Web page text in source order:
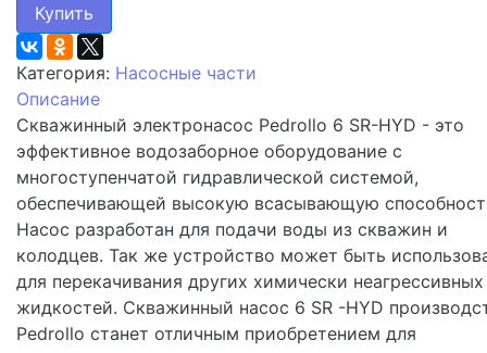
Купить
Категория: Насосные части
Описание
Скважинный электронасос Pedrollo 6 SR-HYD - это
эффективное водозаборное оборудование с
многоступенчатой гидравлической системой,
обеспечивающей высокую всасывающую
Насос разработан для подачи воды из скважин и
колодцев. Так же устройство может быть
для перекачивания других химически неагрессивных
жидкостей. Скважинный насос 6 SR -HYD
Pedrollo станет отличным приобретением для